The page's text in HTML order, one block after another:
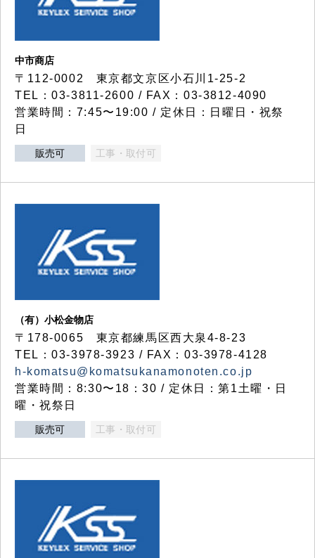
中市商店
〒112-0002 東京都文京区小石川1-25-2
TEL：03-3811-2600 / FAX：03-3812-4090
営業時間：7:45〜19:00 / 定休日：日曜日・祝祭
日
販売可 工事・取付可
（有）小松金物店
〒178-0065 東京都練馬区西大泉4-8-23
TEL：03-3978-3923 / FAX：03-3978-4128
h-komatsu@komatsukanamonoten.co.jp
営業時間：8:30〜18：30 / 定休日：第1土曜・日
曜・祝祭日
販売可 工事・取付可